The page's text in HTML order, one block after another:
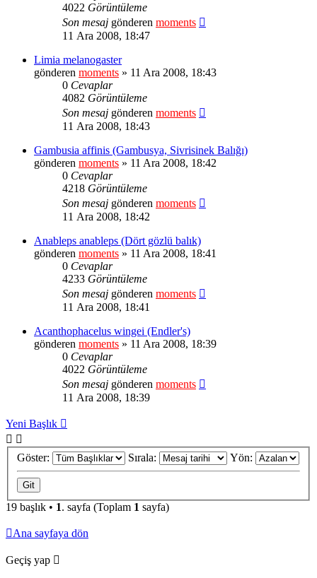
4022 Görüntüleme
Son mesaj gönderen moments
11 Ara 2008, 18:47
Limia melanogaster
gönderen moments » 11 Ara 2008, 18:43
0 Cevaplar
4082 Görüntüleme
Son mesaj gönderen moments
11 Ara 2008, 18:43
Gambusia affinis (Gambusya, Sivrisinek Balığı)
gönderen moments » 11 Ara 2008, 18:42
0 Cevaplar
4218 Görüntüleme
Son mesaj gönderen moments
11 Ara 2008, 18:42
Anableps anableps (Dört gözlü balık)
gönderen moments » 11 Ara 2008, 18:41
0 Cevaplar
4233 Görüntüleme
Son mesaj gönderen moments
11 Ara 2008, 18:41
Acanthophacelus wingei (Endler's)
gönderen moments » 11 Ara 2008, 18:39
0 Cevaplar
4022 Görüntüleme
Son mesaj gönderen moments
11 Ara 2008, 18:39
Yeni Başlık
Göster: Sırala: Yön:
19 başlık • 1. sayfa (Toplam 1 sayfa)
Ana sayfaya dön
Geçiş yap